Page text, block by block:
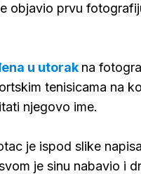
objavio prvu
u utorak na
tenisicama na
njegovo ime.
je ispod slike
je sinu nabavio i